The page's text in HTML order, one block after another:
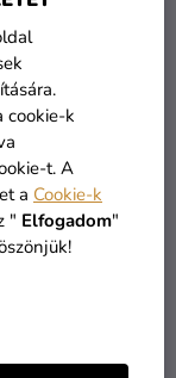
cookie-k
t. A
a Cookie-k
" Elfogadom"
- Mancs